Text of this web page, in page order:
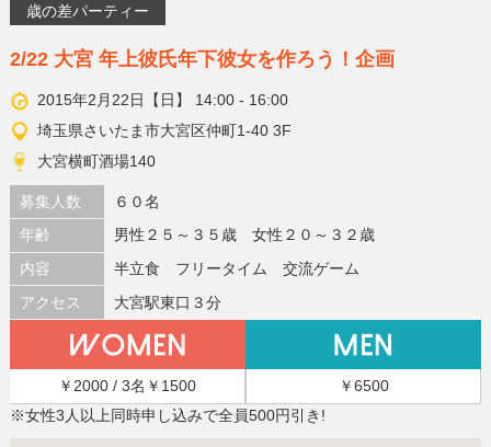
歳の差パーティー
2/22 大宮 年上彼氏年下彼女を作ろう！企画
2015年2月22日【日】 14:00 - 16:00
埼玉県さいたま市大宮区仲町1-40 3F
大宮横町酒場140
募集人数
６０名
年齢
男性２５～３５歳 女性２０～３２歳
内容
半立食 フリータイム 交流ゲーム
アクセス
大宮駅東口３分
￥2000 / 3名￥1500
￥6500
※女性3人以上同時申し込みで全員500円引き!